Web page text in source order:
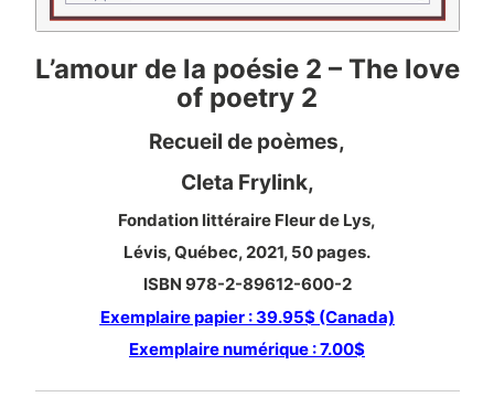
L’amour de la poésie 2 – The love
of poetry 2
Recueil de poèmes,
Cleta Frylink,
Fondation littéraire Fleur de Lys,
Lévis, Québec, 2021, 50 pages.
ISBN 978-2-89612-600-2
Exemplaire papier : 39.95$ (Canada)
Exemplaire numérique : 7.00$